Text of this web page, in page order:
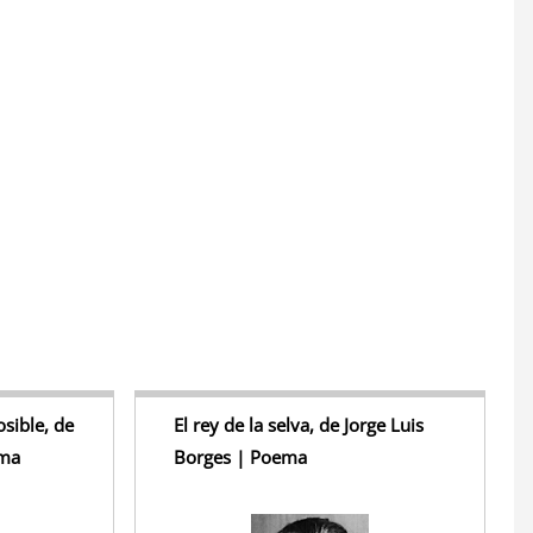
de
El rey de la selva, de Jorge Luis
Borges | Poema